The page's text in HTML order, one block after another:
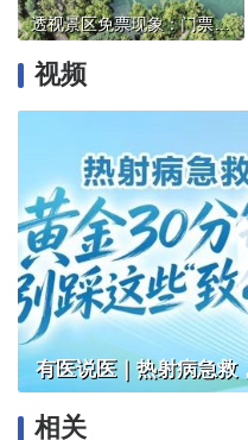
透视景区免票现象：门票“做减法”，文旅“添活力”
视频
相关